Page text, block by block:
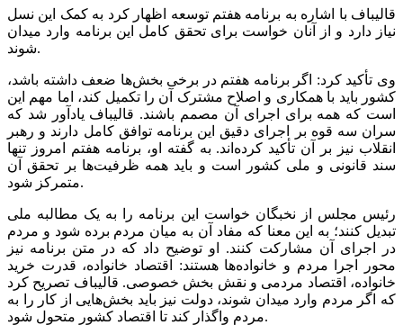
قالیباف با اشاره به برنامه هفتم توسعه اظهار کرد به کمک این نسل
نیاز دارد و از آنان خواست برای تحقق کامل این برنامه وارد میدان
شوند.
وی تأکید کرد: اگر برنامه هفتم در برخی بخش‌ها ضعف داشته باشد،
کشور باید با همکاری و اصلاح مشترک آن را تکمیل کند، اما مهم این
است که همه برای اجرای آن مصمم باشند. قالیباف یادآور شد که
سران سه قوه بر اجرای دقیق این برنامه توافق کامل دارند و رهبر
انقلاب نیز بر آن تأکید کرده‌اند. به گفته او، برنامه هفتم امروز تنها
سند قانونی و ملی کشور است و باید همه ظرفیت‌ها بر تحقق آن
متمرکز شود.
رئیس مجلس از نخبگان خواست این برنامه را به یک مطالبه ملی
تبدیل کنند؛ به این معنا که مفاد آن به میان مردم برده شود و مردم
در اجرای آن مشارکت کنند. او توضیح داد که در متن برنامه نیز
محور اجرا مردم و خانواده‌ها هستند: اقتصاد خانواده، قدرت خرید
خانواده، اقتصاد مردمی و نقش بخش خصوصی. قالیباف تصریح کرد
که اگر مردم وارد میدان شوند، دولت نیز باید بخش‌هایی از کار را به
مردم واگذار کند تا اقتصاد کشور متحول شود.